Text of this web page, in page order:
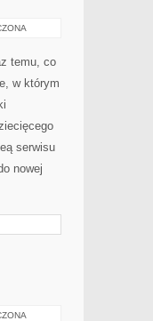
temu, co
w którym
serwisu
nowej